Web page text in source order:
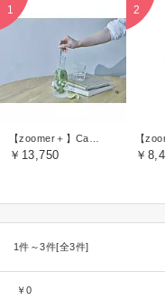
￥13,750 ￥
1件～3件[全3件]
￥0